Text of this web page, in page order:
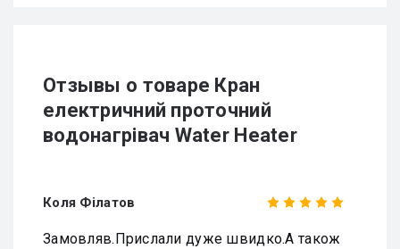
Отзывы о товаре Кран
електричний проточний
водонагрівач Water Heater
Коля Філатов
Замовляв.Прислали дуже швидко.А також